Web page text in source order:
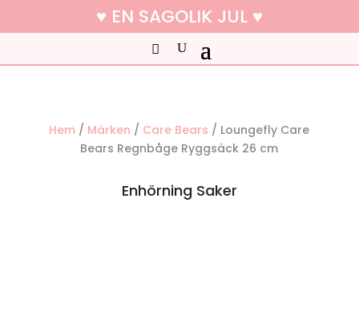
♥ EN SAGOLIK JUL ♥
Hem / Märken / Care Bears / Loungefly Care
Bears Regnbåge Ryggsäck 26 cm
Enhörning Saker